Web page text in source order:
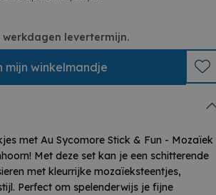
met kleurrijke
motoriek en concentratie
en duidelijke instructies
neer te zetten of cadeau te geven
werkdagen levertermijn.
mijn winkelmandje
met Au Sycomore Stick & Fun - Mozaïek
Met deze set kan je een schitterende
met kleurrijke mozaïeksteentjes,
Perfect om spelenderwijs je fijne